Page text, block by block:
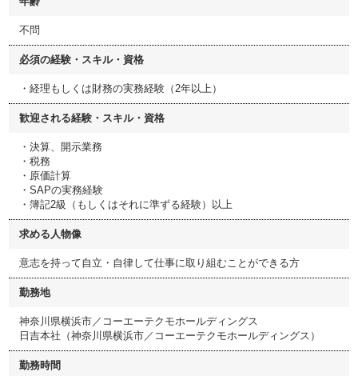
不問
必須の経験・スキル・資格
・経理もしくは財務の実務経験（2年以上）
歓迎される経験・スキル・資格
・決算、開示業務
・税務
・原価計算
・SAPの実務経験
・簿記2級（もしくはそれに準ずる経験）以上
求める人物像
意志を持って自立・自律して仕事に取り組むことができる方
勤務地
神奈川県横浜市／コーエーテクモホールディングス
日吉本社（神奈川県横浜市／コーエーテクモホールディングス）
勤務時間